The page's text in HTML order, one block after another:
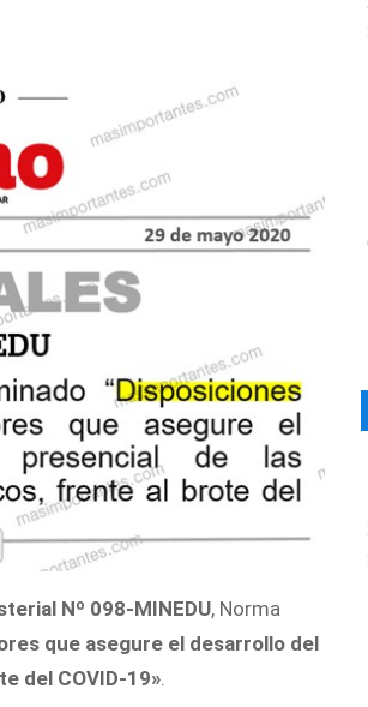
Nº 098-MINEDU, Norma
que asegure el desarrollo del
del COVID-19».